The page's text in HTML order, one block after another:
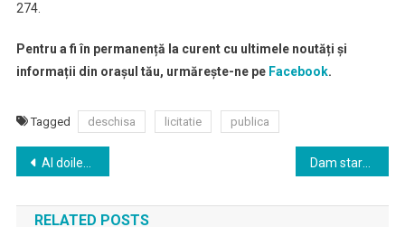
274.
Pentru a fi în permanență la curent cu ultimele noutăți și
informații din orașul tău, urmărește-ne pe Facebook.
Tagged deschisa licitatie publica
Navigare
în
Al doilea cabinet școlar stomatologic cu dotări de ultimă generație la Târgu Mureș!
RELATED POSTS